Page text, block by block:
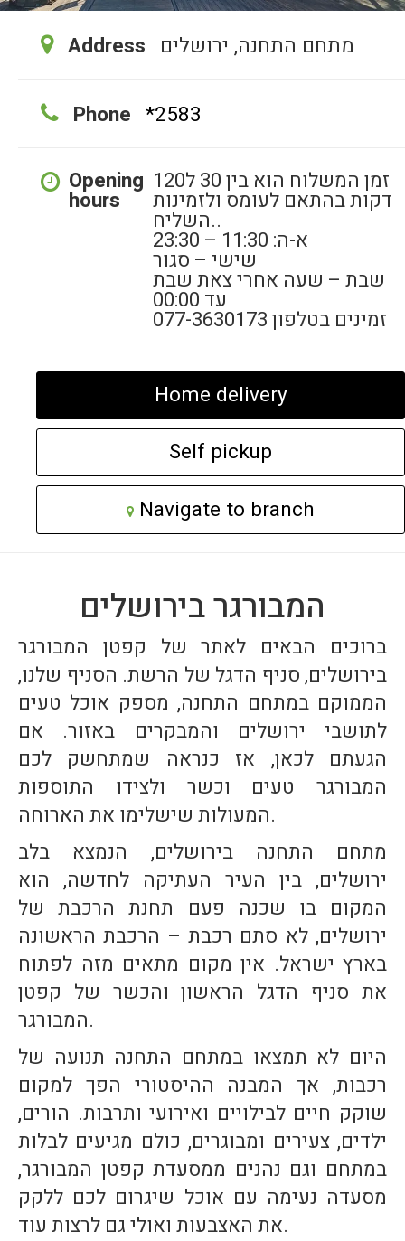
Address מתחם התחנה, ירושלים
Phone *2583
Opening
hours
זמן המשלוח הוא בין 30 ל120
דקות בהתאם לעומס ולזמינות
השליח..
א-ה: 11:30 – 23:30
שישי – סגור
שבת – שעה אחרי צאת שבת
עד 00:00
זמינים בטלפון 077-3630173
Home delivery
Self pickup
Navigate to branch
link
Opens
in
new
window
המבורגר בירושלים
ברוכים הבאים לאתר של קפטן המבורגר
בירושלים, סניף הדגל של הרשת. הסניף שלנו,
הממוקם במתחם התחנה, מספק אוכל טעים
לתושבי ירושלים והמבקרים באזור. אם
הגעתם לכאן, אז כנראה שמתחשק לכם
המבורגר טעים וכשר ולצידו התוספות
המעולות שישלימו את הארוחה.
מתחם התחנה בירושלים, הנמצא בלב
ירושלים, בין העיר העתיקה לחדשה, הוא
המקום בו שכנה פעם תחנת הרכבת של
ירושלים, לא סתם רכבת – הרכבת הראשונה
בארץ ישראל. אין מקום מתאים מזה לפתוח
את סניף הדגל הראשון והכשר של קפטן
המבורגר.
היום לא תמצאו במתחם התחנה תנועה של
רכבות, אך המבנה ההיסטורי הפך למקום
שוקק חיים לבילויים ואירועי ותרבות. הורים,
ילדים, צעירים ומבוגרים, כולם מגיעים לבלות
במתחם וגם נהנים ממסעדת קפטן המבורגר,
מסעדה נעימה עם אוכל שיגרום לכם ללקק
את האצבעות ואולי גם לרצות עוד.